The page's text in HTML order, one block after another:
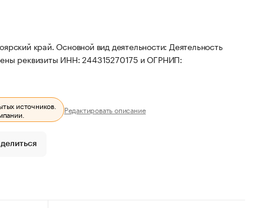
край. Основной вид деятельности: Деятельность
реквизиты ИНН: 244315270175 и ОГРНИП:
источников.
Редактировать описание